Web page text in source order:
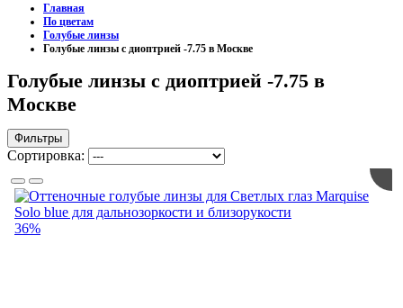
Главная
По цветам
Голубые линзы
Голубые линзы с диоптрией -7.75 в Москве
Голубые линзы с диоптрией -7.75 в
Москве
Фильтры
Сортировка:
36%